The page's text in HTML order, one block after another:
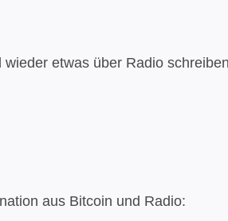
etwas über Radio
aus Bitcoin und Radio: